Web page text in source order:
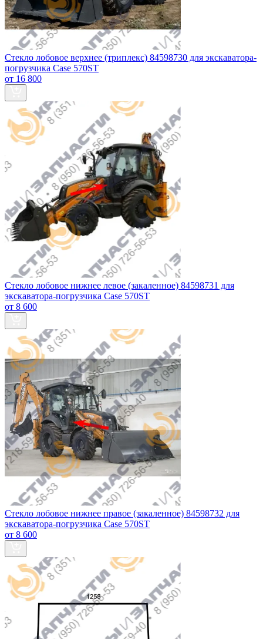
Стекло лобовое верхнее (триплекс) 84598730 для экскаватора-
погрузчика Case 570ST
от 16 800
Стекло лобовое нижнее левое (закаленное) 84598731 для
экскаватора-погрузчика Case 570ST
от 8 600
Стекло лобовое нижнее правое (закаленное) 84598732 для
экскаватора-погрузчика Case 570ST
от 8 600